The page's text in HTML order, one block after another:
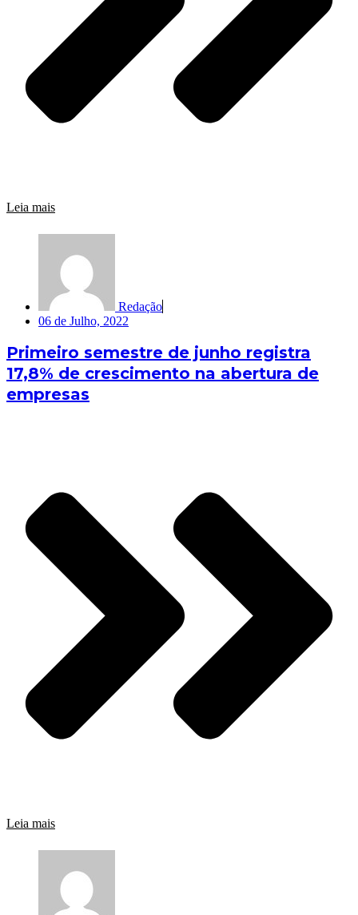
Leia mais
Redação
06 de Julho, 2022
Primeiro semestre de junho registra
17,8% de crescimento na abertura de
empresas
Leia mais